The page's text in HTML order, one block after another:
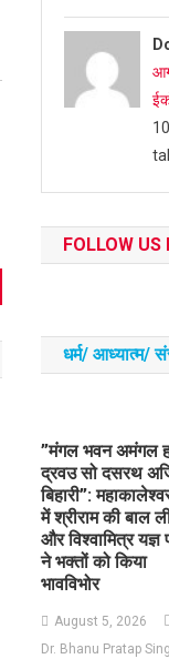
FOLLOW US
धर्म/ आध्‍यात्‍म/
​”मंगल भवन अमंगल
द्रवउ सो दसरथ
बिहारी”:
में श्रीराम की बाल
और विश्वामित्र
ने भक्तों को किया
भावविभोर
August 5, 2026
Dr. Bhanu Pratap